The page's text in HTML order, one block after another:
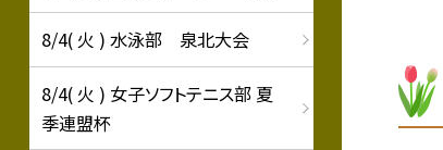
8/4( 火 ) 水泳部 泉北大会
8/4( 火 ) 女子ソフトテニス部 夏
季連盟杯